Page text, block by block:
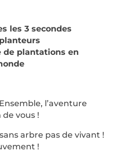
les 3 secondes
de plantations en
Ensemble, l’aventure
vous !
arbre pas de vivant !
!